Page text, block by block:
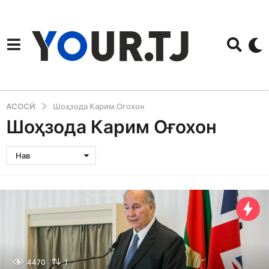
АСОСӢ Шоҳзода Карим Оғохон
Шоҳзода Карим Оғохон
Нав
4470 1